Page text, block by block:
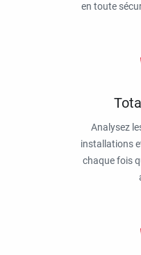
en toute
Analysez
installations
chaque fois